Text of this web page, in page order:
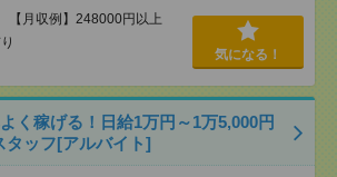
月収例】248000円以上
気になる！
く稼げる！日給1万円～1万5,000円
タッフ[アルバイト]